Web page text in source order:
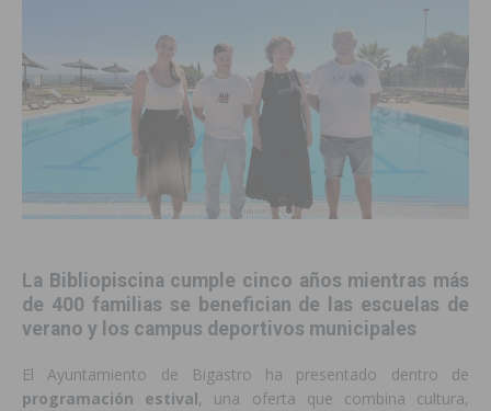
La Bibliopiscina cumple cinco años mientras más
de 400 familias se benefician de las escuelas de
verano y los campus deportivos municipales
El Ayuntamiento de Bigastro ha presentado dentro de
programación estival, una oferta que combina cultura,